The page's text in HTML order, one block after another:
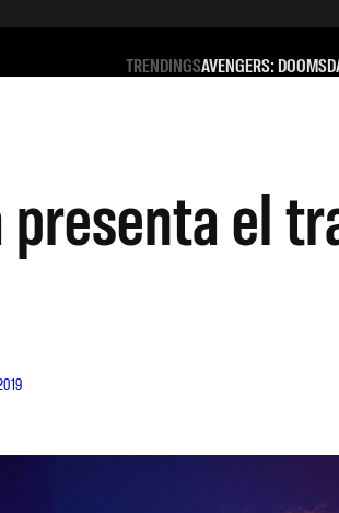
TRENDINGSAVENGERS:
presenta el